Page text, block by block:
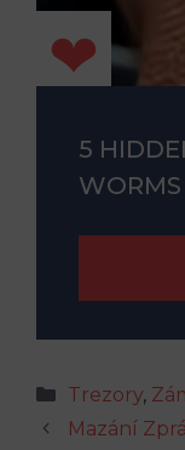
5
Rubriky
Trezory,
Mazání